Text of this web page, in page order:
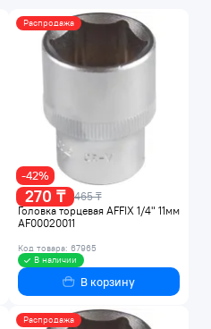
Распродажа
270 ₸ 465 ₸
-42%
Головка торцевая AFFIX 1/4" 11мм
AF00020011
Код товара: 67965
В наличии
В корзину
Распродажа